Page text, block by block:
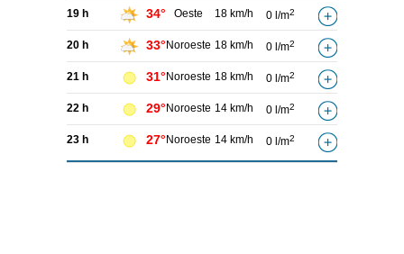
19 h 34° Oeste 18 km/h 0 l/m2
20 h 33° Noroeste 18 km/h 0 l/m2
21 h 31° Noroeste 18 km/h 0 l/m2
22 h 29° Noroeste 14 km/h 0 l/m2
23 h 27° Noroeste 14 km/h 0 l/m2